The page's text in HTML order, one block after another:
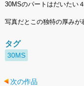
30MSのパートはだいたい
写真だとこの独特の厚みが
タグ
30MS
次の作品